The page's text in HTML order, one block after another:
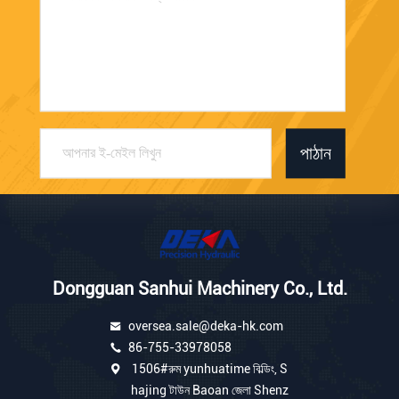
পাঠান
Dongguan Sanhui Machinery Co., Ltd.
oversea.sale@deka-hk.com
86-755-33978058
1506#রুম yunhuatime বিল্ডিং, S
hajing টাউন Baoan জেলা Shenz